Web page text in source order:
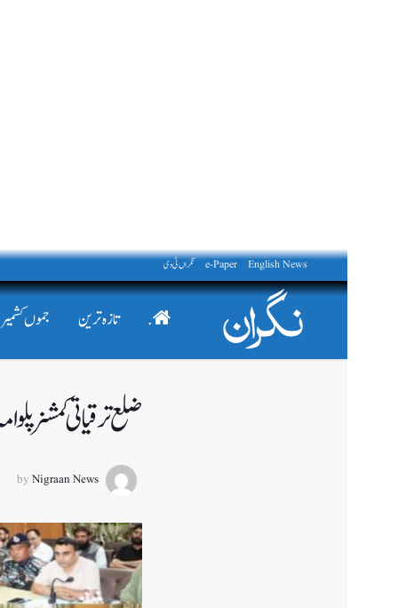
English News
e-Paper نگراں ٹی وی
. تازہ ترین جموں کشمیر
ضلع ترقیاتی کمشنر پلوامہ نے یوم آزادی
by Nigraan News